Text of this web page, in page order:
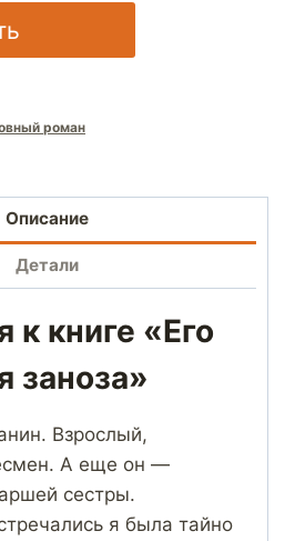
роман
Описание
Детали
к книге «Его
заноза»
Взрослый,
А еще он —
сестры.
я была тайно